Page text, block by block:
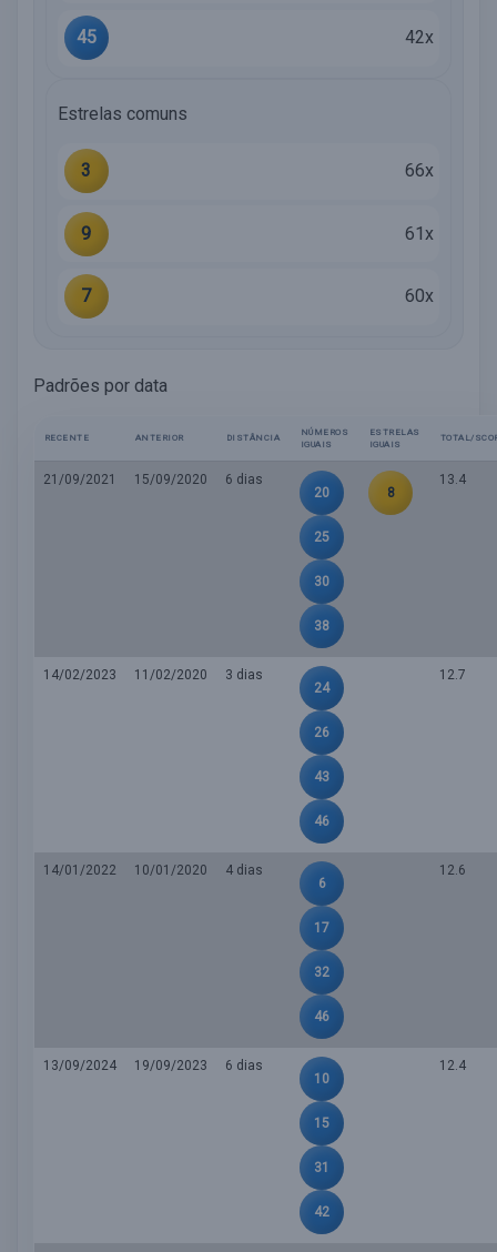
45 42x
Estrelas comuns
3 66x
9 61x
7 60x
Padrões por data
RECENTE ANTERIOR DISTÂNCIA
NÚMEROS
IGUAIS
ESTRELAS
IGUAIS
TOTAL/
21/09/2021 15/09/2020
6 dias
20
25
30
38
8
13.4
14/02/2023 11/02/2020
3 dias
24
26
43
46
12.7
14/01/2022 10/01/2020
4 dias
6
17
32
46
12.6
13/09/2024 19/09/2023
6 dias
10
15
31
42
12.4